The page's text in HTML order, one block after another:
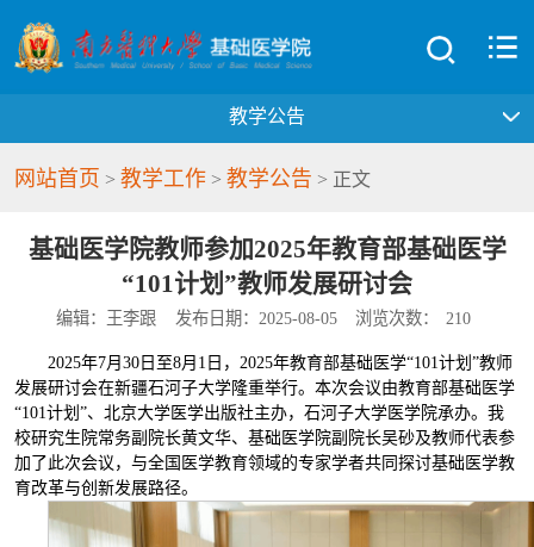
教学公告
网站首页 > 教学工作> 教学公告 > 正文
基础医学院教师参加2025年教育部基础医学
“101计划”教师发展研讨会
编辑：王李跟 发布日期：2025-08-05 浏览次数： 210
2025年7月30日至8月1日，2025年教育部基础医学“101计划”教师
发展研讨会在新疆石河子大学隆重举行。本次会议由教育部基础医学
“101计划”、北京大学医学出版社主办，石河子大学医学院承办。我
校研究生院常务副院长黄文华、基础医学院副院长吴砂及教师代表参
加了此次会议，与全国医学教育领域的专家学者共同探讨基础医学教
育改革与创新发展路径。